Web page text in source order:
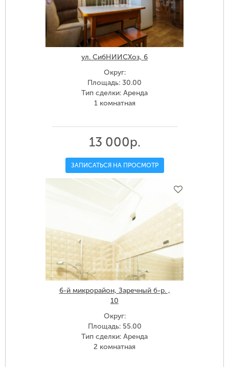
ул. СибНИИСХоз, 6
Округ:
Площадь: 30.00
Тип сделки: Аренда
1 комнатная
13 000р.
ЗАПИСАТЬСЯ НА ПРОСМОТР
6-й микрорайон, Заречный б-р. ,
10
Округ:
Площадь: 55.00
Тип сделки: Аренда
2 комнатная